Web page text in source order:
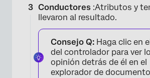
Conductores :Atributos y
llevaron al resultado.
Consejo Q: Haga clic en
del controlador para ver
opinión detrás de él en el
explorador de